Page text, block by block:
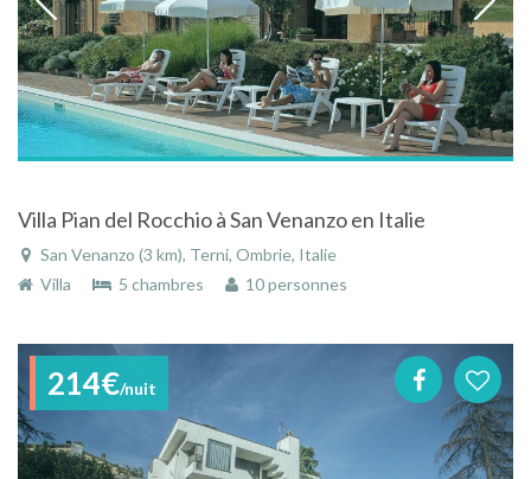
Villa Pian del Rocchio à San Venanzo en Italie
San Venanzo (3 km), Terni, Ombrie, Italie
Villa
5 chambres 10 personnes
214€/nuit